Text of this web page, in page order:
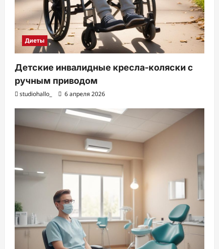
Диеты
Детские инвалидные кресла-коляски с
ручным приводом
studiohallo_ 6 апреля 2026